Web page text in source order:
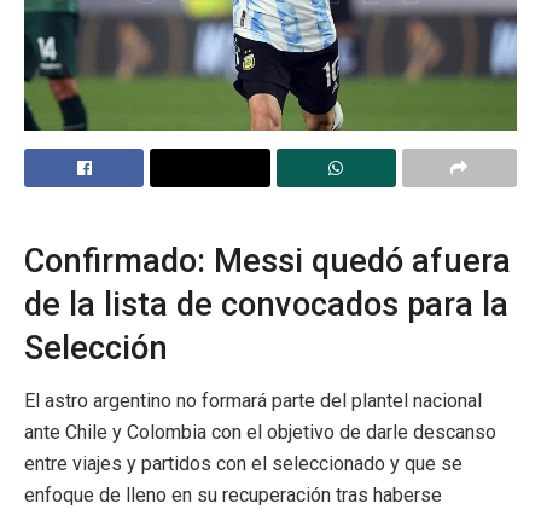
Confirmado: Messi quedó afuera
de la lista de convocados para la
Selección
El astro argentino no formará parte del plantel nacional
ante Chile y Colombia con el objetivo de darle descanso
entre viajes y partidos con el seleccionado y que se
enfoque de lleno en su recuperación tras haberse